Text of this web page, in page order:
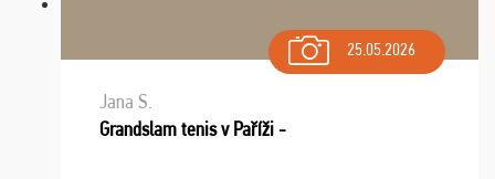
25.05.2026
Jana S.
Grandslam tenis v Paříži -